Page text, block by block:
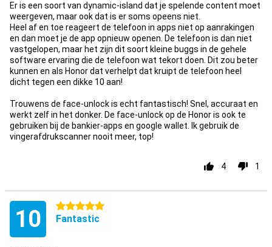
Er is een soort van dynamic-island dat je spelende content moet
weergeven, maar ook dat is er soms opeens niet.
Heel af en toe reageert de telefoon in apps niet op aanrakingen
en dan moet je de app opnieuw openen. De telefoon is dan niet
vastgelopen, maar het zijn dit soort kleine buggs in de gehele
software ervaring die de telefoon wat tekort doen. Dit zou beter
kunnen en als Honor dat verhelpt dat kruipt de telefoon heel
dicht tegen een dikke 10 aan!
Trouwens de face-unlock is echt fantastisch! Snel, accuraat en
werkt zelf in het donker. De face-unlock op de Honor is ook te
gebruiken bij de bankier-apps en google wallet. Ik gebruik de
vingerafdrukscanner nooit meer, top!
4 1
10 5 stars
Fantastic